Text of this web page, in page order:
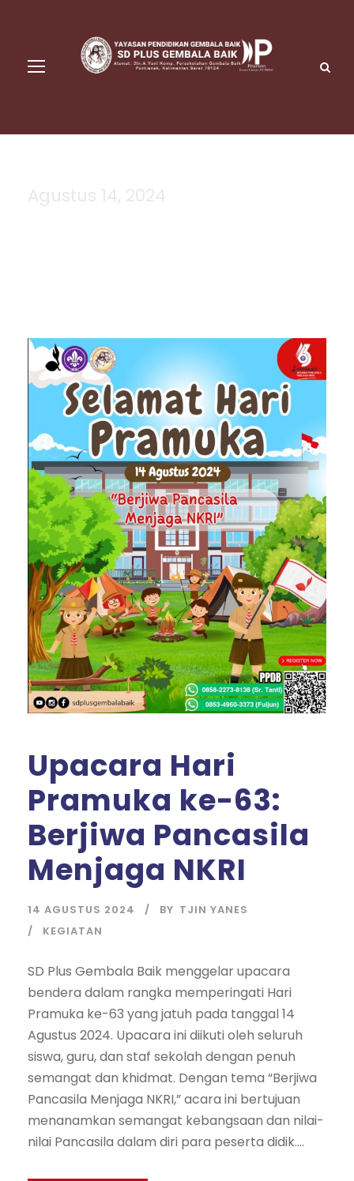
Upacara Hari
Pramuka ke-63:
Berjiwa Pancasila
Menjaga NKRI
14 AGUSTUS 2024 BY TJIN YANES
KEGIATAN
SD Plus Gembala Baik menggelar upacara
bendera dalam rangka memperingati Hari
Pramuka ke-63 yang jatuh pada tanggal 14
Agustus 2024. Upacara ini diikuti oleh seluruh
siswa, guru, dan staf sekolah dengan penuh
semangat dan khidmat. Dengan tema “Berjiwa
Pancasila Menjaga NKRI,” acara ini bertujuan
menanamkan semangat kebangsaan dan nilai-
nilai Pancasila dalam diri para peserta didik....